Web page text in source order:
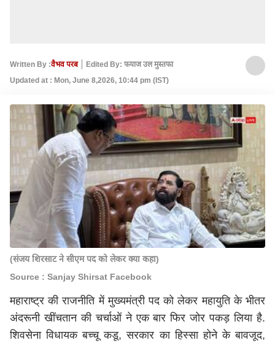
Written By :वैभव परब
Edited By: फयाज उल मुस्तफा
Updated at : Mon, June 8,2026, 10:44 pm (IST)
(संजय शिरसाट ने सीएम पद को लेकर क्या कहा)
Source : Sanjay Shirsat Facebook
महाराष्ट्र की राजनीति में मुख्यमंत्री पद को लेकर महायुति के भीतर
अंदरूनी खींचतान की चर्चाओं ने एक बार फिर जोर पकड़ लिया है.
शिवसेना विधायक बच्चू कडू, सरकार का हिस्सा होने के बावजूद,